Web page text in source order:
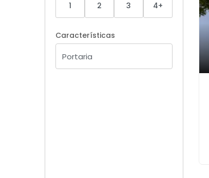
1
2 3 4+
Características